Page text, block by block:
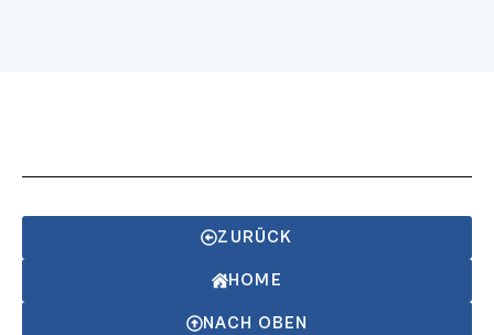
ZURÜCK
HOME
NACH OBEN